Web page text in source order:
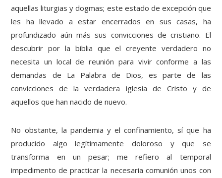
aquellas liturgias y dogmas; este estado de excepción que
les ha llevado a estar encerrados en sus casas, ha
profundizado aún más sus convicciones de cristiano. El
descubrir por la biblia que el creyente verdadero no
necesita un local de reunión para vivir conforme a las
demandas de La Palabra de Dios, es parte de las
convicciones de la verdadera iglesia de Cristo y de
aquellos que han nacido de nuevo.
No obstante, la pandemia y el confinamiento, sí que ha
producido algo legítimamente doloroso y que se
transforma en un pesar; me refiero al temporal
impedimento de practicar la necesaria comunión unos con